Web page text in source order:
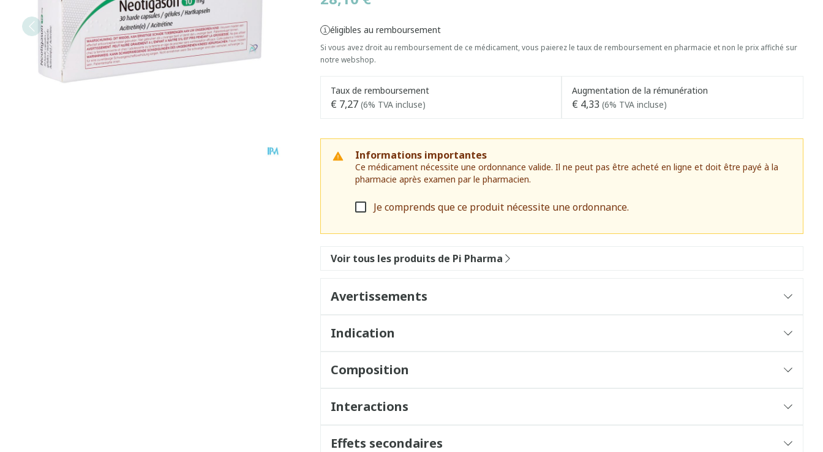
éligibles au remboursement
Si vous avez droit au remboursement de ce médicament, vous paierez le taux de remboursement en pharmacie et non le prix affiché sur
notre webshop.
Taux de remboursement
€ 7,27 (6% TVA incluse)
Augmentation de la rémunération
€ 4,33 (6% TVA incluse)
Informations importantes
Ce médicament nécessite une ordonnance valide. Il ne peut pas être acheté en ligne et doit être payé à la
pharmacie après examen par le pharmacien.
Je comprends que ce produit nécessite une ordonnance.
Voir tous les produits de Pi Pharma
Avertissements
Indication
Composition
Interactions
Effets secondaires